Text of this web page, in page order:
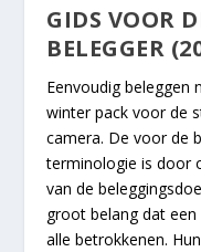
GIDS VOOR
BELEGGER
Eenvoudig beleggen
winter pack voor de
camera. De voor de
terminologie is door
van de
groot belang dat
alle betrokkenen.